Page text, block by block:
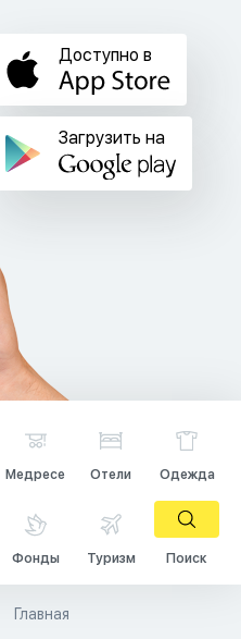
Доступно в
Загрузить на
Медресе Отели Одежда
Фонды Туризм Поиск
Главная